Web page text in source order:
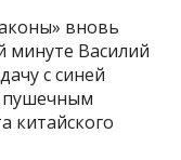
вновь
минуте Василий
с синей
пушечным
китайского